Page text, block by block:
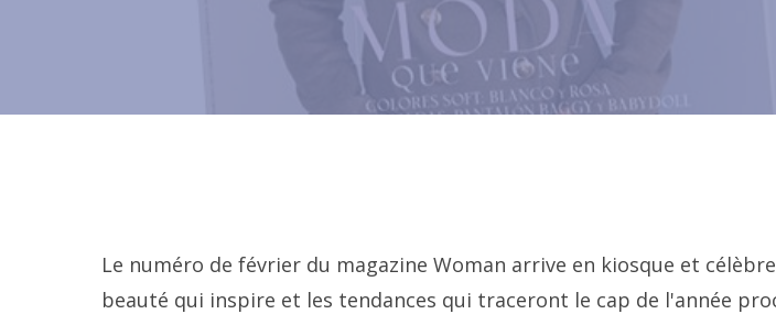
Le numéro de février du magazine Woman arrive en kiosque et
beauté qui inspire et les tendances qui traceront le cap de l'année